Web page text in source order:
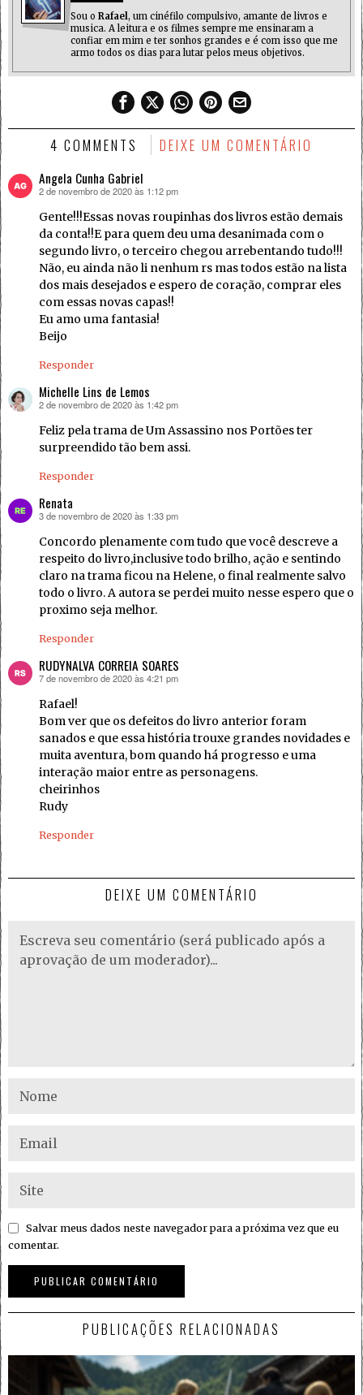
Sou o Rafael, um cinéfilo compulsivo, amante de livros e
musica. A leitura e os filmes sempre me ensinaram a
confiar em mim e ter sonhos grandes e é com isso que me
armo todos os dias para lutar pelos meus objetivos.
4 COMMENTS DEIXE UM COMENTÁRIO
Angela Cunha Gabriel
disse:
2 de novembro de 2020 às 1:12 pm
Gente!!!Essas novas roupinhas dos livros estão demais
da conta!!E para quem deu uma desanimada com o
segundo livro, o terceiro chegou arrebentando tudo!!!
Não, eu ainda não li nenhum rs mas todos estão na lista
dos mais desejados e espero de coração, comprar eles
com essas novas capas!!
Eu amo uma fantasia!
Beijo
Responder
Michelle Lins de Lemos
disse:
2 de novembro de 2020 às 1:42 pm
Feliz pela trama de Um Assassino nos Portões ter
surpreendido tão bem assi.
Responder
Renata
disse:
3 de novembro de 2020 às 1:33 pm
Concordo plenamente com tudo que você descreve a
respeito do livro,inclusive todo brilho, ação e sentindo
claro na trama ficou na Helene, o final realmente salvo
todo o livro. A autora se perdei muito nesse espero que o
proximo seja melhor.
Responder
RUDYNALVA CORREIA SOARES
disse:
7 de novembro de 2020 às 4:21 pm
Rafael!
Bom ver que os defeitos do livro anterior foram
sanados e que essa história trouxe grandes novidades e
muita aventura, bom quando há progresso e uma
interação maior entre as personagens.
cheirinhos
Rudy
Responder
DEIXE UM COMENTÁRIO
Salvar meus dados neste navegador para a próxima vez que eu
comentar.
PUBLICAÇÕES RELACIONADAS